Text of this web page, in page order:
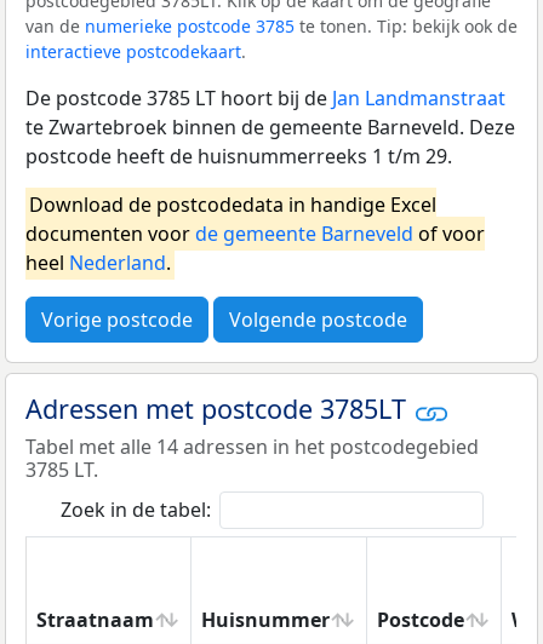
van de numerieke postcode 3785 te tonen. Tip: bekijk ook de
interactieve postcodekaart.
De postcode 3785 LT hoort bij de Jan Landmanstraat
te Zwartebroek binnen de gemeente Barneveld. Deze
postcode heeft de huisnummerreeks 1 t/m 29.
Download de postcodedata in handige Excel
documenten voorde gemeente Barneveld of voor
heel Nederland.
Vorige postcode Volgende postcode
Adressen met postcode 3785LT
Tabel met alle 14 adressen in het postcodegebied
3785 LT.
Zoek in de tabel:
Straatnaam Huisnummer Postcode